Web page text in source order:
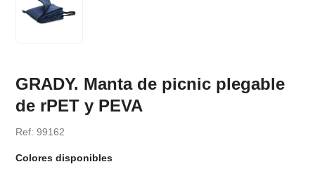
GRADY. Manta de picnic plegable
de rPET y PEVA
Ref: 99162
Colores disponibles